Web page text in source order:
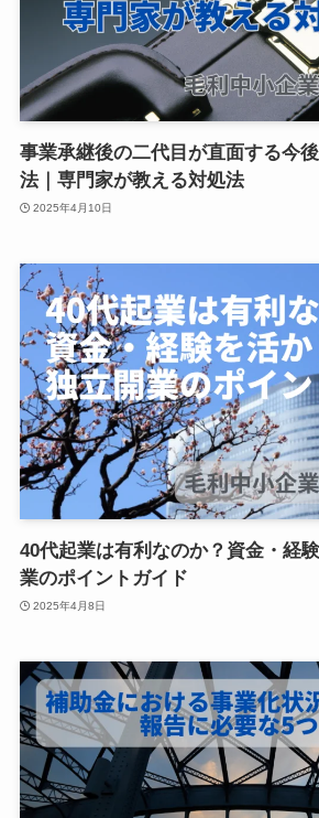
事業承継後の二代目が直面する今
法｜専門家が教える対処法
2025年4月10日
40代起業は有利なのか？資金・経
業のポイントガイド
2025年4月8日